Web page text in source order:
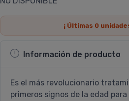
¡ Últimas 0
Información de producto
Es el más revolucionario
primeros signos de la edad